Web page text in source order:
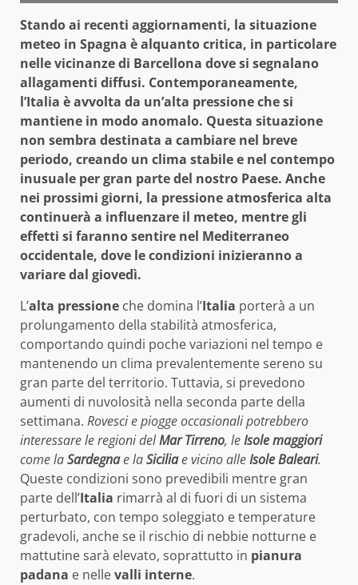
Stando ai recenti aggiornamenti, la situazione
meteo in Spagna è alquanto critica, in particolare
nelle vicinanze di Barcellona dove si segnalano
allagamenti diffusi. Contemporaneamente,
l’Italia è avvolta da un’alta pressione che si
mantiene in modo anomalo. Questa situazione
non sembra destinata a cambiare nel breve
periodo, creando un clima stabile e nel contempo
inusuale per gran parte del nostro Paese. Anche
nei prossimi giorni, la pressione atmosferica alta
continuerà a influenzare il meteo, mentre gli
effetti si faranno sentire nel Mediterraneo
occidentale, dove le condizioni inizieranno a
variare dal giovedì.
L’alta pressione che domina l’Italia porterà a un
prolungamento della stabilità atmosferica,
comportando quindi poche variazioni nel tempo e
mantenendo un clima prevalentemente sereno su
gran parte del territorio. Tuttavia, si prevedono
aumenti di nuvolosità nella seconda parte della
settimana. Rovesci e piogge occasionali potrebbero
interessare le regioni delMar Tirreno, leIsole maggiori
come laSardegnae laSiciliae vicino alleIsole Baleari.
Queste condizioni sono prevedibili mentre gran
parte dell’Italia rimarrà al di fuori di un sistema
perturbato, con tempo soleggiato e temperature
gradevoli, anche se il rischio di nebbie notturne e
mattutine sarà elevato, soprattutto in pianura
padana e nellevalli interne.